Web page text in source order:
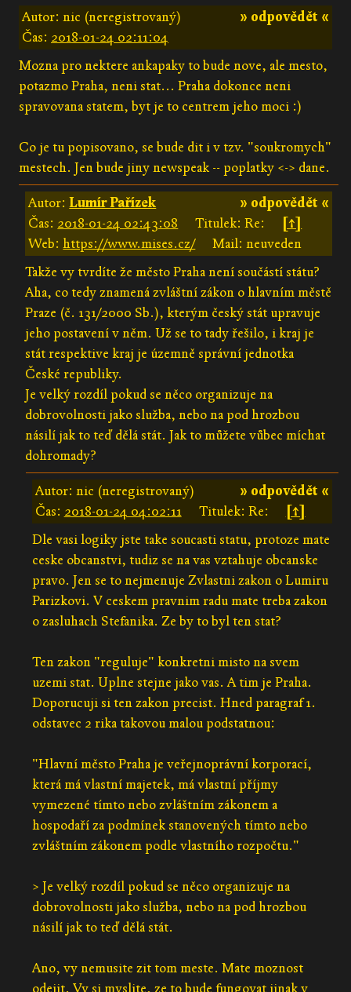
» odpovědět «
Autor: nic (neregistrovaný)
Čas: 2018-01-24 02:11:04
Mozna pro nektere ankapaky to bude nove, ale mesto,
potazmo Praha, neni stat... Praha dokonce neni
spravovana statem, byt je to centrem jeho moci :)
Co je tu popisovano, se bude dit i v tzv. "soukromych"
mestech. Jen bude jiny newspeak -- poplatky <-> dane.
» odpovědět «
Autor:Lumír Pařízek
Čas: 2018-01-24 02:43:08 Titulek: Re:
[↑]
Web:https://www.mises.cz/
Mail: neuveden
Takže vy tvrdíte že město Praha není součástí státu?
Aha, co tedy znamená zvláštní zákon o hlavním městě
Praze (č. 131/2000 Sb.), kterým český stát upravuje
jeho postavení v něm. Už se to tady řešilo, i kraj je
stát respektive kraj je územně správní jednotka
České republiky.
Je velký rozdíl pokud se něco organizuje na
dobrovolnosti jako služba, nebo na pod hrozbou
násilí jak to teď dělá stát. Jak to můžete vůbec míchat
dohromady?
» odpovědět «
Autor: nic (neregistrovaný)
Čas: 2018-01-24 04:02:11 Titulek: Re:
[↑]
Dle vasi logiky jste take soucasti statu, protoze mate
ceske obcanstvi, tudiz se na vas vztahuje obcanske
pravo. Jen se to nejmenuje Zvlastni zakon o Lumiru
Parizkovi. V ceskem pravnim radu mate treba zakon
o zasluhach Stefanika. Ze by to byl ten stat?
Ten zakon "reguluje" konkretni misto na svem
uzemi stat. Uplne stejne jako vas. A tim je Praha.
Doporucuji si ten zakon precist. Hned paragraf 1.
odstavec 2 rika takovou malou podstatnou:
"Hlavní město Praha je veřejnoprávní korporací,
která má vlastní majetek, má vlastní příjmy
vymezené tímto nebo zvláštním zákonem a
hospodaří za podmínek stanovených tímto nebo
zvláštním zákonem podle vlastního rozpočtu."
> Je velký rozdíl pokud se něco organizuje na
dobrovolnosti jako služba, nebo na pod hrozbou
násilí jak to teď dělá stát.
Ano, vy nemusite zit tom meste. Mate moznost
odejit. Vy si myslite, ze to bude fungovat jinak v